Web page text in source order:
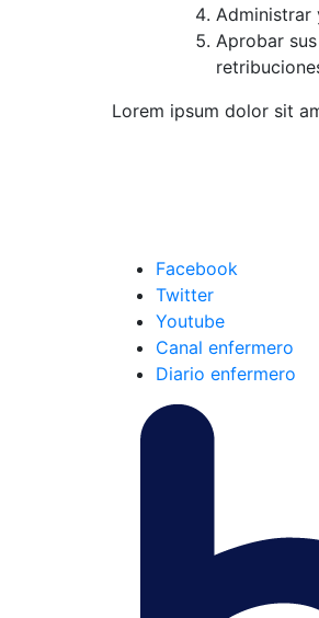
Administrar
Aprobar
Lorem ipsum dolor sit
Facebook
Twitter
Youtube
Canal enfermero
Diario enfermero